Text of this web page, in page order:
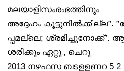
മലയാളിസംരംഭത്തിനും
അദ്ദേഹം കൂട്ടുനിൽക്കില്ല”.
പ്പമല്ലെ; ശ്രമിച്ചുനോക്ക്”.
ശരിക്കും ഏറ്റു., ചെറു
2013 നഴഫസ ബടളളണറ 5 2